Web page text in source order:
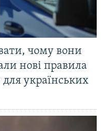
чому вони
нові правила
українських